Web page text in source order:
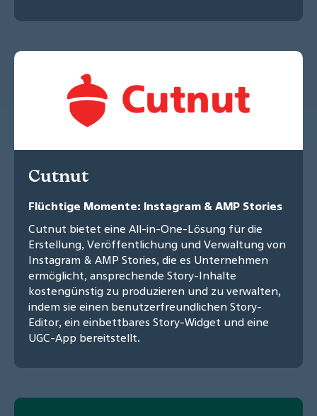
Cutnut
Flüchtige Momente: Instagram & AMP Stories
Cutnut bietet eine All-in-One-Lösung für die
Erstellung, Veröffentlichung und Verwaltung von
Instagram & AMP Stories, die es Unternehmen
ermöglicht, ansprechende Story-Inhalte
kostengünstig zu produzieren und zu verwalten,
indem sie einen benutzerfreundlichen Story-
Editor, ein einbettbares Story-Widget und eine
UGC-App bereitstellt.